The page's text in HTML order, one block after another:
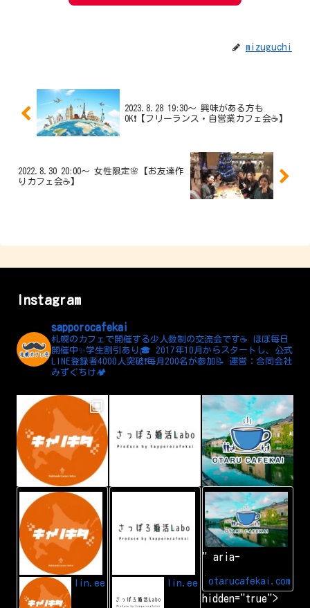
mizuguchi
2023.8.28 19:30〜 興味がある方も
OK❗️【フリーランス・自営業カフェ会☕️】
2022.8.30 20:00〜 女性限定🌸【お友達作
りカフェ会☕️】
Instagram
sapporocafekai
札幌のカフェで開催する少人数制の交流会です☕️ ほぼ毎日
開催中✨学生割引あり🎓 2017年10月からスタートし、公式
LINE登録者4000人突破❗️毎月200名が参加📝 運営：合同会社
みずぐちけ🏕️
lin.ee
A
d
d
L
I
N
E
r
i
e
lin.ee otarucafekai.com
" aria-
hidden="true">